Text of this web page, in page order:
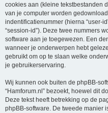
cookies aan (kleine tekstbestanden
van je computer worden
indentificatienummer (hierna “user-
“session-id”). Deze twee nummers
software aan je toegewezen. Een
wanneer je onderwerpen hebt
gebruikt om op te slaan welke
je gebruikerservaring.
Wij kunnen ook buiten de phpBB-
“Hamforum.nl” bezoekt, hoewel dit
Deze tekst heeft betrekking op de
phpBB-software. De tweede manier